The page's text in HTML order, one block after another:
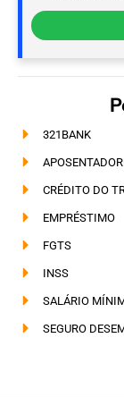
321BANK
CRÉDITO DO
EMPRÉSTIMO
FGTS
INSS
SALÁRIO
SEGURO